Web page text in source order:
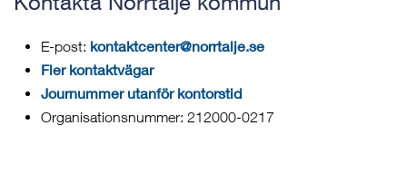
E-post: kontaktcenter@norrtalje.se
Fler kontaktvägar
Journummer utanför kontorstid
Organisationsnummer: 212000-0217